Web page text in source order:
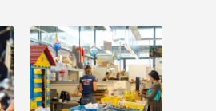
Image